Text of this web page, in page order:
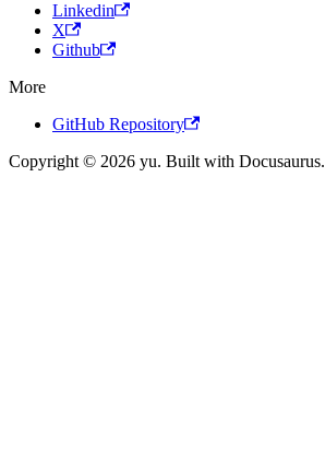
Linkedin
X
Github
More
GitHub Repository
Copyright © 2026 yu. Built with Docusaurus.